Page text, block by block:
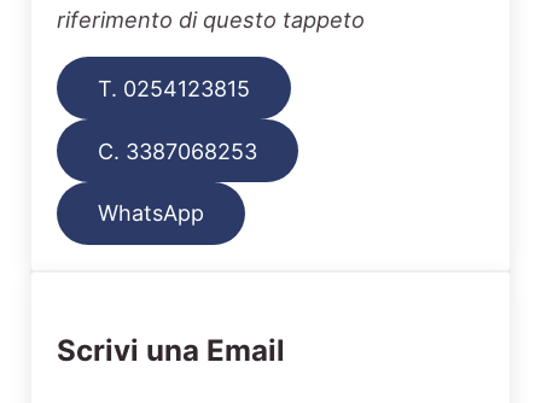
riferimento di questo tappeto
T. 0254123815
C. 3387068253
WhatsApp
Scrivi una Email